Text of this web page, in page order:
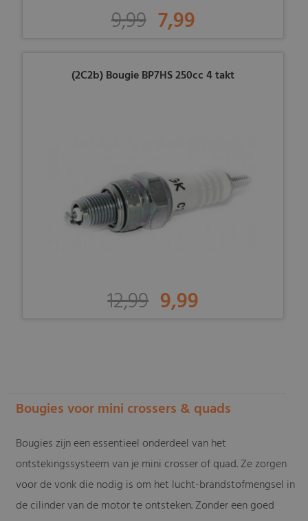
9,99 7,99
(2C2b) Bougie BP7HS 250cc 4 takt
12,99 9,99
Bougies voor mini crossers & quads
Bougies zijn een essentieel onderdeel van het
ontstekingssysteem van je mini crosser of quad. Ze zorgen
voor de vonk die nodig is om het lucht-brandstofmengsel in
de cilinder van de motor te ontsteken. Zonder een goed